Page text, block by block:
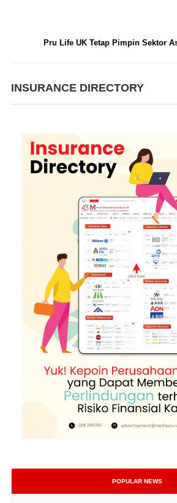
Pru Life UK Tetap Pimpin Sektor
INSURANCE DIRECTORY
POPULAR NEWS